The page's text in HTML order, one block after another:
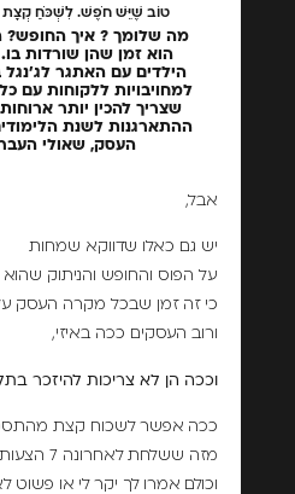
טוֹב שֶׁיֵּשׁ חֹפֶשׁ. לִשְׁכֹּחַ
מה שלומך ? איך
הוא זמן שהן שורדות
הילדים עם האתגר לג'נגל
למחויבויות ללקוחות עם
שצריך להכין יותר
ההתארגנות לשנת
העסק, שאולי
אבל,
יש גם כאלו שדווקא שמחות
על הפוס והחופש והניתוק
כי זה זמן שבכל מקרה העסק
ורוב העסקים ככה באיזי,
וככה הן לא צריכות להיזכר
ככה אפשר לשכוח קצת
מזה ששלחת לאחרונה 7 הצעות מחיר
וכולם אמרו לך יקר לי או פשוט